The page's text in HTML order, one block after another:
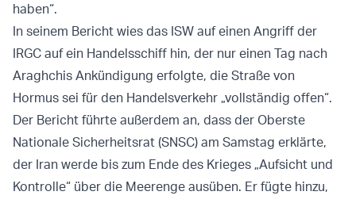
haben“.
In seinem Bericht wies das ISW auf einen Angriff der
IRGC auf ein Handelsschiff hin, der nur einen Tag nach
Araghchis Ankündigung erfolgte, die Straße von
Hormus sei für den Handelsverkehr „vollständig offen“.
Der Bericht führte außerdem an, dass der Oberste
Nationale Sicherheitsrat (SNSC) am Samstag erklärte,
der Iran werde bis zum Ende des Krieges „Aufsicht und
Kontrolle“ über die Meerenge ausüben. Er fügte hinzu,